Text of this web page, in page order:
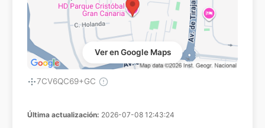
Ver en Google Maps
7CV6QC69+GC
Última actualización: 2026-07-08 12:43:24